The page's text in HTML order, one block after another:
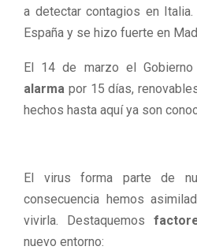
a detectar contagios en
España y se hizo fuerte en
El 14 de marzo el
alarma por 15 días,
hechos hasta aquí ya son
El virus forma parte de
consecuencia hemos
vivirla. Destaquemos
nuevo entorno: